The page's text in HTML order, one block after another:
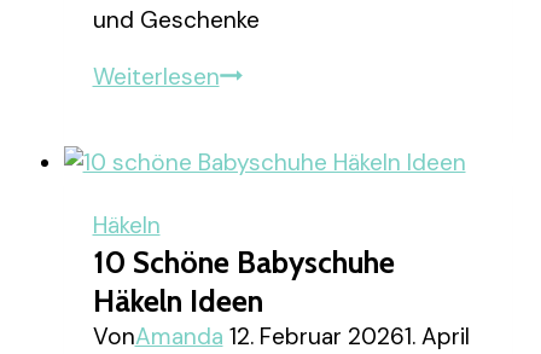
und Geschenke
Weiterlesen10
Häkeln
Häkeln
10 Schöne Babyschuhe
Häkeln Ideen
VonAmanda 12. Februar 20261. April